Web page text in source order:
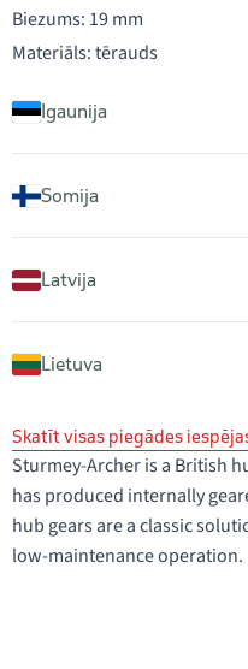
Biezums: 19 mm
Materiāls: tērauds
Igaunija
Somija
Latvija
Lietuva
Skatīt visas piegādes
Sturmey-Archer is a British
has produced internally
hub gears are a classic
low-maintenance operation.